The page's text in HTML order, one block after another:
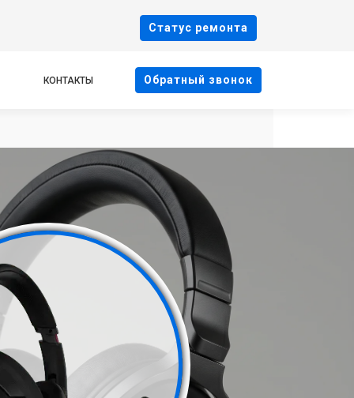
Cтатус ремонта
КОНТАКТЫ Oбратный звонок